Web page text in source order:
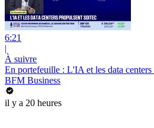
6:21
|
À suivre
En portefeuille : L'IA et les data
BFM Business
il y a 20 heures